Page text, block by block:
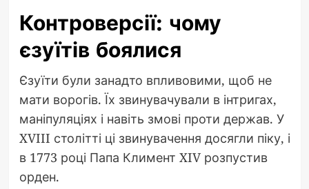
Контроверсії: чому
єзуїтів боялися
Єзуїти були занадто впливовими, щоб не
мати ворогів. Їх звинувачували в інтригах,
маніпуляціях і навіть змові проти держав. У
XVIII столітті ці звинувачення досягли піку, і
в 1773 році Папа Климент XIV розпустив
орден.